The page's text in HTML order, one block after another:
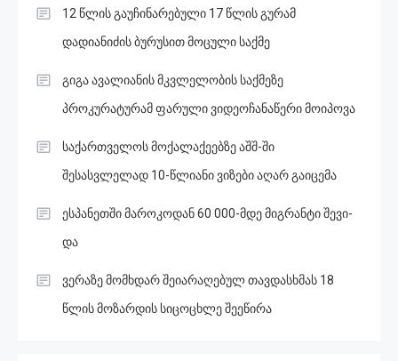
12 წლის გაუჩინარებული 17 წლის გურამ
დადიანიძის ბურუსით მოცული საქმე
გიგა ავალიანის მკვლელობის საქმეზე
პროკურატურამ ფარული ვიდეოჩანაწერი მოიპოვა
საქართველოს მოქალაქეებზე აშშ-ში
შესასვლელად 10-წლიანი ვიზები აღარ გაიცემა
ესპანეთში მა­რო­კო­დან 60 000-მდე მიგ­რან­ტი შე­ვი­
და
ვერაზე მომხდარ შეიარაღებულ თავდასხმას 18
წლის მოზარდის სიცოცხლე შეეწირა